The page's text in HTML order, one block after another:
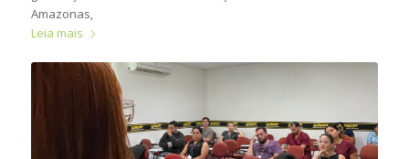
Amazonas,
Leia mais